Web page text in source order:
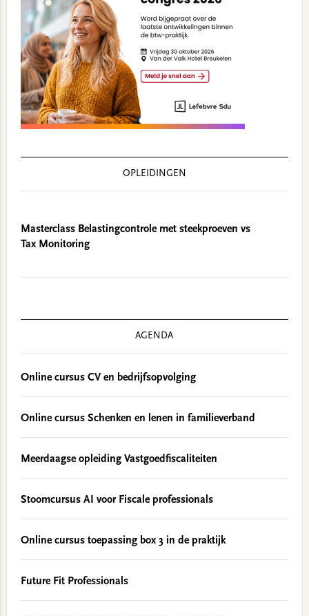
OPLEIDINGEN
Masterclass Belastingcontrole met steekproeven vs
Tax Monitoring
AGENDA
Online cursus CV en bedrijfsopvolging
Online cursus Schenken en lenen in familieverband
Meerdaagse opleiding Vastgoedfiscaliteiten
Stoomcursus AI voor Fiscale professionals
Online cursus toepassing box 3 in de praktijk
Future Fit Professionals